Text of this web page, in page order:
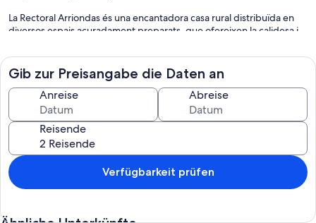
La Rectoral Arriondas és una encantadora casa rural distribuïda en
diversos espais acuradament preparats, que ofereixen la calidesa i
proporcionen moments acollidors, des del relaxant saló per
descansar i veure la televisió fins al menjador espaiós que convida a
reunir tots els hostes. La cuina completament equipada facilita la
preparació de deliciosos àpats. Un bany complet amb dutxa
completa aquesta planta per a més comoditat.
La planta intermèdia acull tres habitacions acollidores, dues amb llit
doble i la tercera amb tres llits individuals, acompanyades d’un bany
complet al passadís. A la planta superior, hi trobaràs una altra
habitació amb dos llits individuals, un lavabo i un còmode sofà llit
que pot allotjar dues persones més. Experimenta la serenitat i
Gib zur Preisangabe die Daten an
Anreise Abreise
Reisende
Verfügbarkeit prüfen